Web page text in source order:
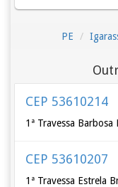
PE
CEP 53610214
1ª Travessa
CEP 53610207
1ª Travessa Estrela